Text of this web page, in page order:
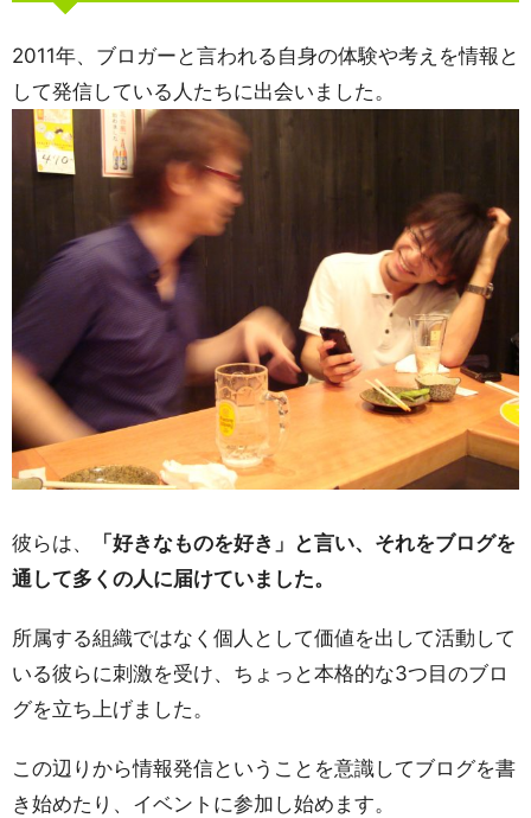
2011年、ブロガーと言われる自身の体験や考えを情報と
して発信している人たちに出会いました。
彼らは、
「好きなものを好き」と言い、それをブログを
通して多くの人に届けていました。
所属する組織ではなく個人として価値を出して活動して
いる彼らに刺激を受け、ちょっと本格的な3つ目のブロ
グを立ち上げました。
この辺りから情報発信ということを意識してブログを書
き始めたり、イベントに参加し始めます。